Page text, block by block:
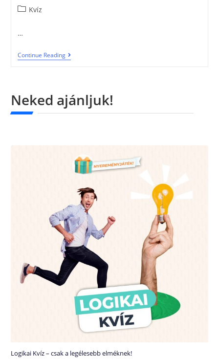
Kvíz
…
Continue Reading
Neked ajánljuk!
Logikai Kvíz – csak a legélesebb elméknek!